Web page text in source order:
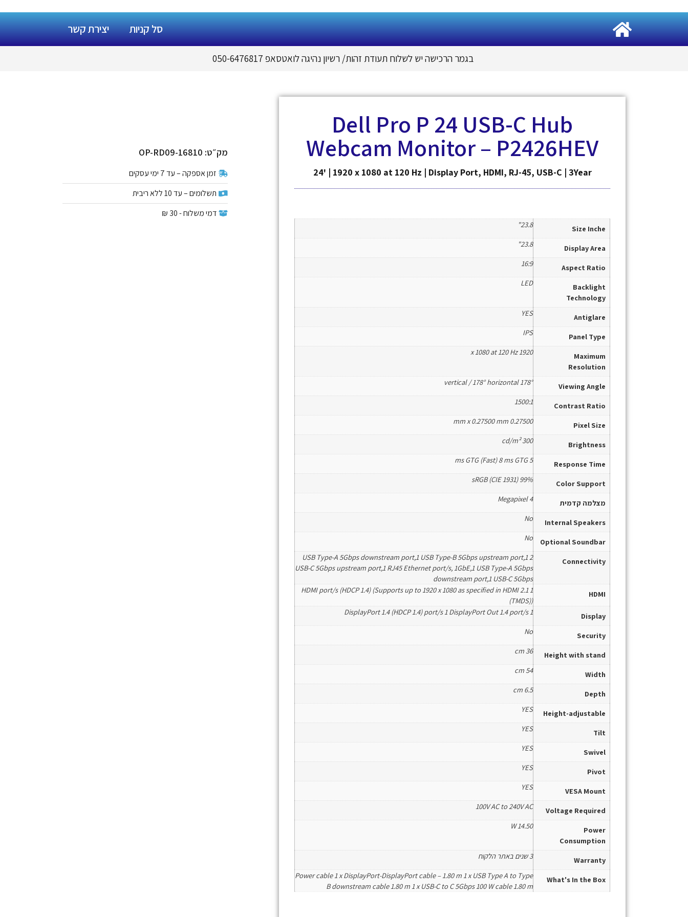
סל קניות יצירת קשר
בגמר הרכישה יש לשלוח תעודת זהות/ רשיון נהיגה לואטסאפ 050-6476817
Dell Pro P 24 USB-C Hub
Webcam Monitor – P2426HEV
24' | 1920 x 1080 at 120 Hz | Display Port, HDMI, RJ-45, USB-C | 3Year
Size Inche
23.8"
Display Area
23.8"
Aspect Ratio
16:9
Backlight
Technology
LED
Antiglare
YES
Panel Type
IPS
Maximum
Resolution
1920 x 1080 at 120 Hz
Viewing Angle
178° vertical / 178° horizontal
Contrast Ratio
1500:1
Pixel Size
0.27500 mm x 0.27500 mm
Brightness
300 cd/m²
Response Time
5 ms GTG (Fast) 8 ms GTG
Color Support
99% sRGB (CIE 1931)
מצלמה קדמית 4 Megapixel
Internal Speakers
No
Optional Soundbar
No
Connectivity
2 USB Type-A 5Gbps downstream port,1 USB Type-B 5Gbps upstream port,1
USB-C 5Gbps upstream port,1 RJ45 Ethernet port/s, 1GbE,1 USB Type-A 5Gbps
downstream port,1 USB-C 5Gbps
HDMI
1 HDMI port/s (HDCP 1.4) (Supports up to 1920 x 1080 as specified in HDMI 2.1
(TMDS))
Display
1 DisplayPort 1.4 (HDCP 1.4) port/s 1 DisplayPort Out 1.4 port/s
Security
No
Height with stand
36 cm
Width
54 cm
Depth
6.5 cm
Height-adjustable
YES
Tilt
YES
Swivel
YES
Pivot
YES
VESA Mount
YES
Voltage Required
100V AC to 240V AC
Power
Consumption
14.50 W
Warranty 3 שנים באתר הלקוח
What's In the Box
Power cable 1 x DisplayPort-DisplayPort cable – 1.80 m 1 x USB Type A to Type
B downstream cable 1.80 m 1 x USB-C to C 5Gbps 100 W cable 1.80 m
מק״ט: OP-RD09-16810
זמן אספקה – עד 7 ימי עסקים
תשלומים – עד 10 ללא ריבית
דמי משלוח - 30 ₪